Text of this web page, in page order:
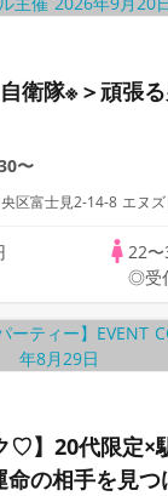
衛隊※＞頑張
〜
区富士見2-14-8 エヌズ
22
◎受
♡】20代限定×
の相手を見つ